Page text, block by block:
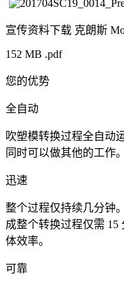
宣传资料下载 克朗斯
152 MB .pdf
您的优势
全自动
吹塑模转换过程全自动
同时可以做其他的工作。
迅速
整个过程仅持续几分钟
成整个转换过程仅需
体效率。
可靠